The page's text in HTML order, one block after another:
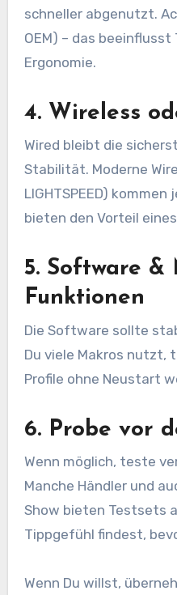
schneller abgenutzt.
OEM) – das
Ergonomie.
4. Wireless
Wired bleibt die
Stabilität. Moderne
LIGHTSPEED)
bieten den Vorteil
5. Software &
Funktionen
Die Software sollte
Du viele Makros nutzt,
Profile ohne Neustart
6. Probe vor
Wenn möglich, teste
Manche Händler und
Show bieten Testsets
Tippgefühl findest,
Wenn Du willst,